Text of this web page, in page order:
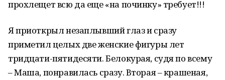
прохлещет всю да еще «на починку» требует!!!
Я приоткрыл незаплывший глаз и сразу
приметил целых две женские фигуры лет
тридцати-пятидесяти. Белокурая, судя по всему
– Маша, понравилась сразу. Вторая – крашеная,